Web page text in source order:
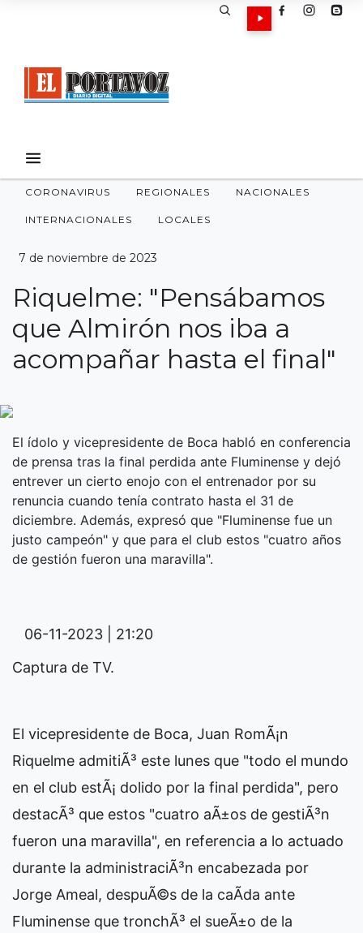
CORONAVIRUS REGIONALES NACIONALES
INTERNACIONALES LOCALES
7 de noviembre de 2023
Riquelme: "Pensábamos
que Almirón nos iba a
acompañar hasta el final"
El ídolo y vicepresidente de Boca habló en conferencia
de prensa tras la final perdida ante Fluminense y dejó
entrever un cierto enojo con el entrenador por su
renuncia cuando tenía contrato hasta el 31 de
diciembre. Además, expresó que "Fluminense fue un
justo campeón" y que para el club estos "cuatro años
de gestión fueron una maravilla".
06-11-2023 | 21:20
Captura de TV.
El vicepresidente de Boca, Juan RomÃ¡n
Riquelme admitiÃ³ este lunes que "todo el mundo
en el club estÃ¡ dolido por la final perdida", pero
destacÃ³ que estos "cuatro aÃ±os de gestiÃ³n
fueron una maravilla", en referencia a lo actuado
durante la administraciÃ³n encabezada por
Jorge Ameal, despuÃ©s de la caÃ­da ante
Fluminense que tronchÃ³ el sueÃ±o de la